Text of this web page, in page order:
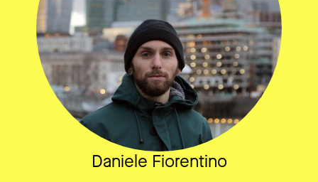
Daniele Fiorentino